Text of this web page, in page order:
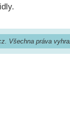
Všechna práva